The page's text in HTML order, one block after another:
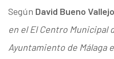
Según David Bueno
en elEl Centro Municipal
Ayuntamiento de Málaga